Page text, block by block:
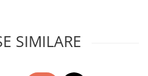
SIMILARE